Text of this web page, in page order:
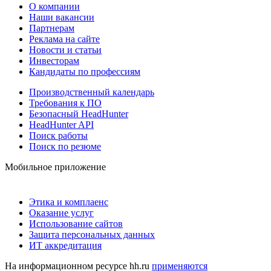
О компании
Наши вакансии
Партнерам
Реклама на сайте
Новости и статьи
Инвесторам
Кандидаты по профессиям
Производственный календарь
Требования к ПО
Безопасный HeadHunter
HeadHunter API
Поиск работы
Поиск по резюме
Мобильное приложение
Этика и комплаенс
Оказание услуг
Использование сайтов
Защита персональных данных
ИТ аккредитация
На информационном ресурсе hh.ru применяются